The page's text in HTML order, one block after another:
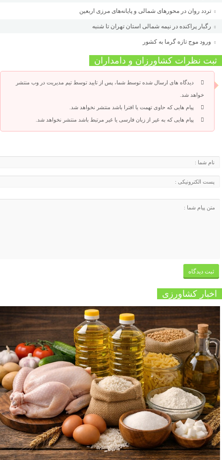
تردد روان در محورهای شمالی و پایانه‌های مرزی اربعین
رگبار پراکنده در نیمه شمالی استان تهران تا شنبه
ورود موج تازه گرما به کشور
ثبت نظرات کشاورزان و دامداران
دیدگاه های ارسال شده توسط شما، پس از تایید توسط تیم مدیریت در وب منتشر
خواهد شد.
پیام هایی که حاوی تهمت یا افترا باشد منتشر نخواهد شد.
پیام هایی که به غیر از زبان فارسی یا غیر مرتبط باشد منتشر نخواهد شد.
اخبار کشاورزی